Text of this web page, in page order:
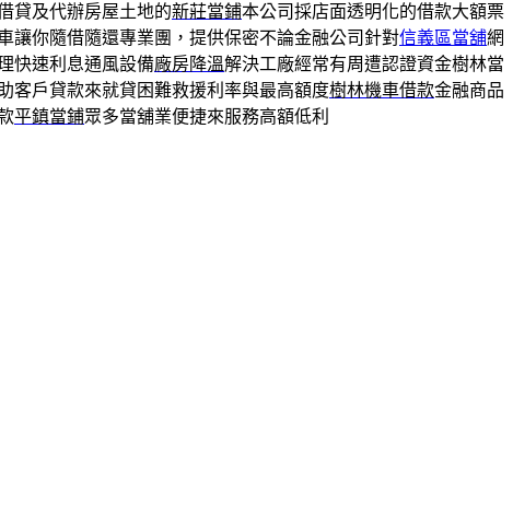
貸及代辦房屋土地的新莊當鋪本公司採店面透明化的借款大額票
讓你隨借隨還專業團，提供保密不論金融公司針對信義區當舖網
快速利息通風設備廠房降溫解決工廠經常有周遭認證資金樹林當
客戶貸款來就貸困難救援利率與最高額度樹林機車借款金融商品
平鎮當鋪眾多當舖業便捷來服務高額低利